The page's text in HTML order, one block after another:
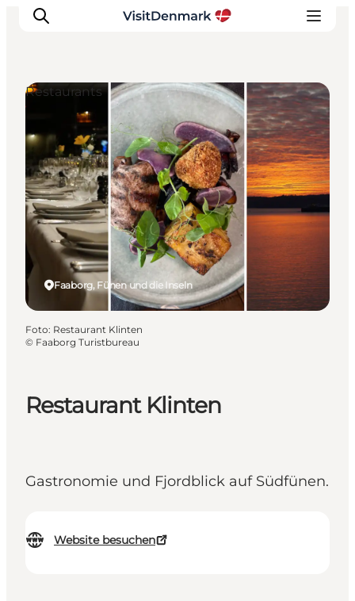
Inspiration
Regionen
Erlebnisse
Unterkünfte
Reiseplanung
Restaurant Klinten
Gastronomie und Fjordblick auf Südfünen.
Website besuchen
Faaborg, Fünen und die Inseln
Restaurants
Foto: Restaurant Klinten
© Faaborg Turistbureau